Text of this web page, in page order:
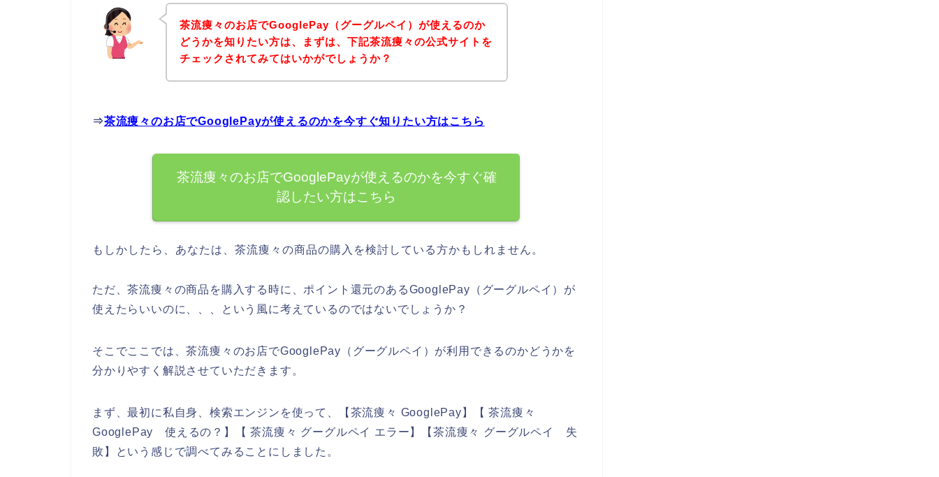
茶流痩々のお店でGooglePay（グーグルペイ）が使えるのか
どうかを知りたい方は、まずは、下記茶流痩々の公式サイトを
チェックされてみてはいかがでしょうか？
⇒茶流痩々のお店でGooglePayが使えるのかを今すぐ知りたい方はこちら
茶流痩々のお店でGooglePayが使えるのかを今すぐ確
認したい方はこちら
もしかしたら、あなたは、茶流痩々の商品の購入を検討している方かもしれません。
ただ、茶流痩々の商品を購入する時に、ポイント還元のあるGooglePay（グーグルペイ）が
使えたらいいのに、、、という風に考えているのではないでしょうか？
そこでここでは、茶流痩々のお店でGooglePay（グーグルペイ）が利用できるのかどうかを
分かりやすく解説させていただきます。
まず、最初に私自身、検索エンジンを使って、【茶流痩々 GooglePay】【 茶流痩々
GooglePay 使えるの？】【 茶流痩々 グーグルペイ エラー】【茶流痩々 グーグルペイ 失
敗】という感じで調べてみることにしました。